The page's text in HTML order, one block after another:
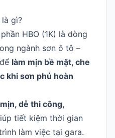
gì?
HBO (1K) là dòng
ngành sơn ô tô –
làm mịn bề mặt, che
khi sơn phủ hoàn
mịn, dễ thi công,
tiết kiệm thời gian
làm việc tại gara.